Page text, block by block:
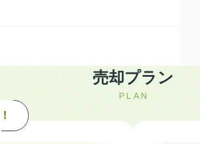
売却プラン
PLAN